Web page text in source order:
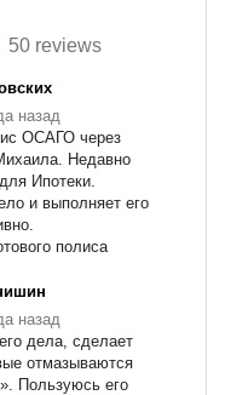
50 reviews
назад
ОСАГО через
Недавно
Ипотеки.
и выполняет его
полиса
назад
дела, сделает
отмазываются
Пользуюсь его